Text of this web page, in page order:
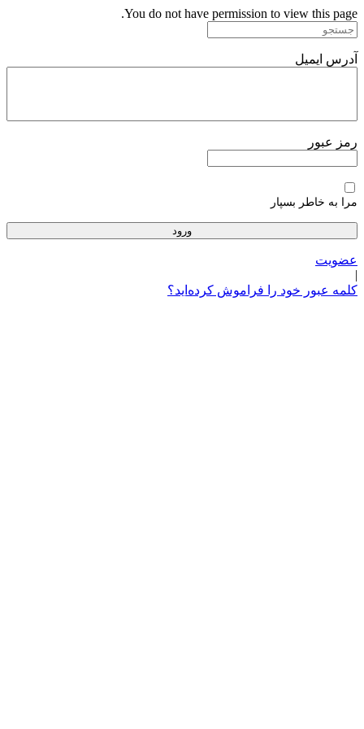
پرش
به
You do not have permission to view this page.
آدرس ایمیل
رمز عبور
مرا به خاطر بسپار
عضویت
|
کلمه عبور خود را فراموش کرده‌اید؟